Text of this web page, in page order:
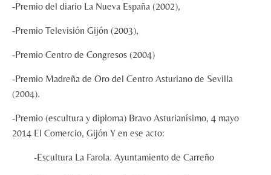
-Premio del diario La Nueva España (2002),
-Premio Televisión Gijón (2003),
-Premio Centro de Congresos (2004)
-Premio Madreña de Oro del Centro Asturiano de Sevilla
(2004).
-Premio (escultura y diploma) Bravo Asturianísimo, 4 mayo
2014 El Comercio, Gijón Y en ese acto:
-Escultura La Farola. Ayuntamiento de Carreño